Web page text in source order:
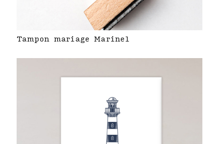
Tampon mariage Marinel